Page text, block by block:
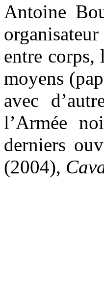
Antoine
entre corps,
moyens
avec
l’Armée
derniers
(2004),